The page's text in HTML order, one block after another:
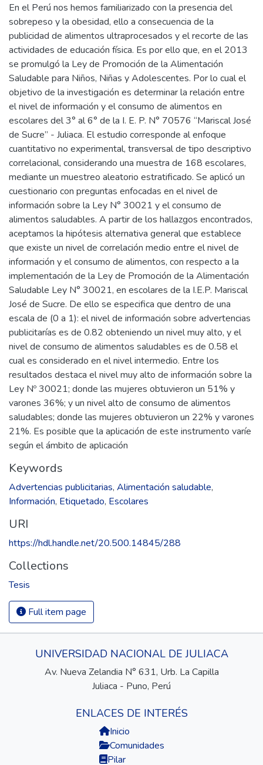
En el Perú nos hemos familiarizado con la presencia del
sobrepeso y la obesidad, ello a consecuencia de la
publicidad de alimentos ultraprocesados y el recorte de las
actividades de educación física. Es por ello que, en el 2013
se promulgó la Ley de Promoción de la Alimentación
Saludable para Niños, Niñas y Adolescentes. Por lo cual el
objetivo de la investigación es determinar la relación entre
el nivel de información y el consumo de alimentos en
escolares del 3° al 6° de la I. E. P. N° 70576 “Mariscal José
de Sucre” - Juliaca. El estudio corresponde al enfoque
cuantitativo no experimental, transversal de tipo descriptivo
correlacional, considerando una muestra de 168 escolares,
mediante un muestreo aleatorio estratificado. Se aplicó un
cuestionario con preguntas enfocadas en el nivel de
información sobre la Ley N° 30021 y el consumo de
alimentos saludables. A partir de los hallazgos encontrados,
aceptamos la hipótesis alternativa general que establece
que existe un nivel de correlación medio entre el nivel de
información y el consumo de alimentos, con respecto a la
implementación de la Ley de Promoción de la Alimentación
Saludable Ley N° 30021, en escolares de la I.E.P. Mariscal
José de Sucre. De ello se especifica que dentro de una
escala de (0 a 1): el nivel de información sobre advertencias
publicitarías es de 0.82 obteniendo un nivel muy alto, y el
nivel de consumo de alimentos saludables es de 0.58 el
cual es considerado en el nivel intermedio. Entre los
resultados destaca el nivel muy alto de información sobre la
Ley Nº 30021; donde las mujeres obtuvieron un 51% y
varones 36%; y un nivel alto de consumo de alimentos
saludables; donde las mujeres obtuvieron un 22% y varones
21%. Es posible que la aplicación de este instrumento varíe
según el ámbito de aplicación
Keywords
Advertencias publicitarias, Alimentación saludable,
Información, Etiquetado, Escolares
URI
https://hdl.handle.net/20.500.14845/288
Collections
Tesis
Full item page
UNIVERSIDAD NACIONAL DE JULIACA
Av. Nueva Zelandia N° 631, Urb. La Capilla
Juliaca - Puno, Perú
ENLACES DE INTERÉS
Inicio
Comunidades
Pilar